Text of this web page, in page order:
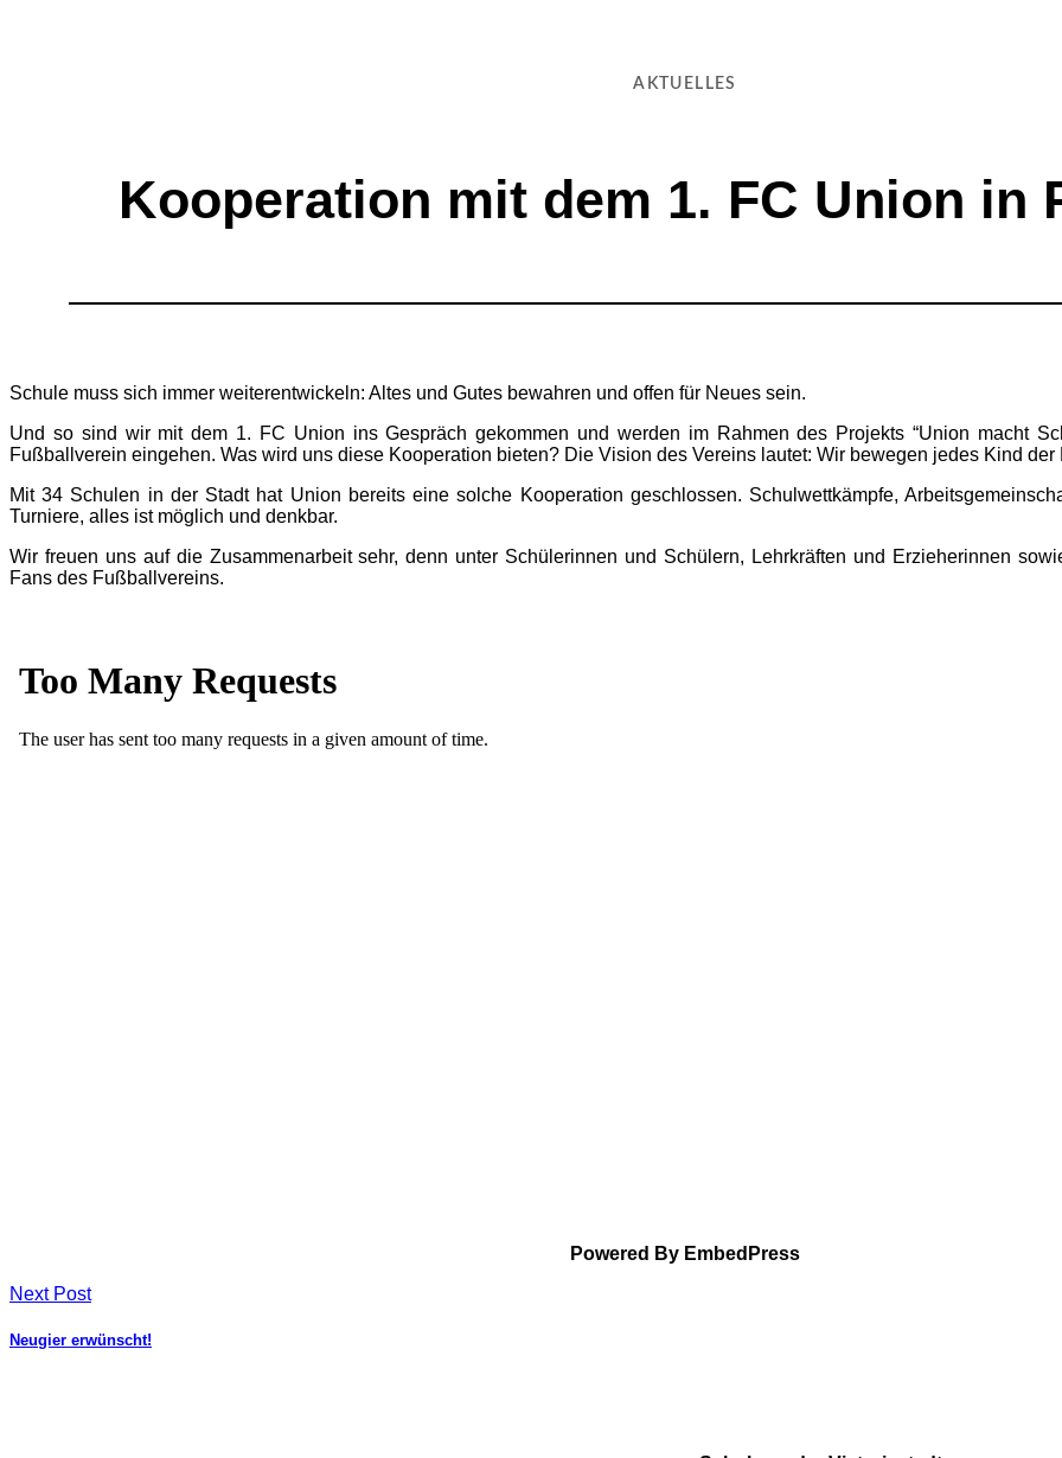
AKTUELLES
Kooperation mit dem 1. FC Union in
Schule muss sich immer weiterentwickeln: Altes und Gutes bewahren und offen für Neues sein.
Und so sind wir mit dem 1. FC Union ins Gespräch gekommen und werden im Rahmen des Projekts “Union macht
Fußballverein eingehen. Was wird uns diese Kooperation bieten? Die Vision des Vereins lautet: Wir bewegen jedes Kind der
Mit 34 Schulen in der Stadt hat Union bereits eine solche Kooperation geschlossen. Schulwettkämpfe,
Turniere, alles ist möglich und denkbar.
Wir freuen uns auf die Zusammenarbeit sehr, denn unter Schülerinnen und Schülern, Lehrkräften und Erzieherinnen
Fans des Fußballvereins.
Powered By EmbedPress
Next Post
Neugier erwünscht!